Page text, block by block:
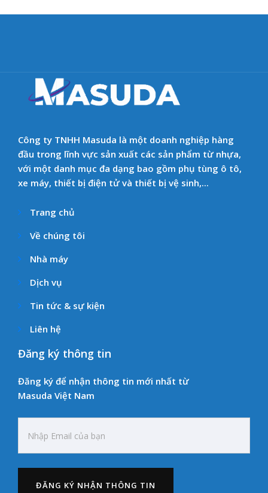
Công ty TNHH Masuda là một doanh nghiệp hàng
đầu trong lĩnh vực sản xuất các sản phẩm từ nhựa,
với một danh mục đa dạng bao gồm phụ tùng ô tô,
xe máy, thiết bị điện tử và thiết bị vệ sinh,...
Trang chủ
Về chúng tôi
Nhà máy
Dịch vụ
Tin tức & sự kiện
Liên hệ
Đăng ký thông tin
Đăng ký để nhận thông tin mới nhất từ
Masuda Việt Nam